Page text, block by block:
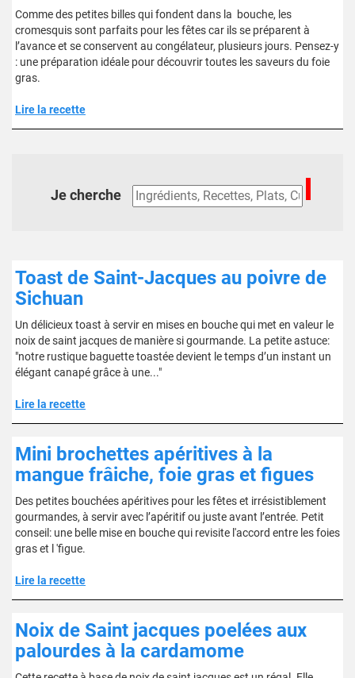
Comme des petites billes qui fondent dans la bouche, les
cromesquis sont parfaits pour les fêtes car ils se préparent à
l’avance et se conservent au congélateur, plusieurs jours. Pensez-y
: une préparation idéale pour découvrir toutes les saveurs du foie
gras.
Lire la recette
Je cherche
Toast de Saint-Jacques au poivre de
Sichuan
Un délicieux toast à servir en mises en bouche qui met en valeur le
noix de saint jacques de manière si gourmande. La petite astuce:
"notre rustique baguette toastée devient le temps d’un instant un
élégant canapé grâce à une..."
Lire la recette
Mini brochettes apéritives à la
mangue frâiche, foie gras et figues
Des petites bouchées apéritives pour les fêtes et irrésistiblement
gourmandes, à servir avec l’apéritif ou juste avant l’entrée. Petit
conseil: une belle mise en bouche qui revisite l'accord entre les foies
gras et l 'figue.
Lire la recette
Noix de Saint jacques poelées aux
palourdes à la cardamome